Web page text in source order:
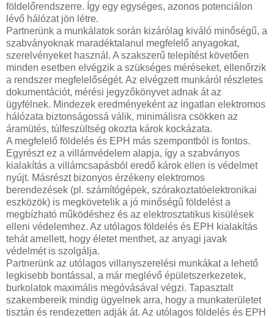
földelőrendszerre. Így egy egységes, azonos potenciálon
lévő hálózat jön létre.
Partnerünk a munkálatok során kizárólag kiváló minőségű, a
szabványoknak maradéktalanul megfelelő anyagokat,
szerelvényeket használ. A szakszerű telepítést követően
minden esetben elvégzik a szükséges méréseket, ellenőrzik
a rendszer megfelelőségét. Az elvégzett munkáról részletes
dokumentációt, mérési jegyzőkönyvet adnak át az
ügyfélnek. Mindezek eredményeként az ingatlan elektromos
hálózata biztonságossá válik, minimálisra csökken az
áramütés, túlfeszültség okozta károk kockázata.
A megfelelő földelés és EPH más szempontból is fontos.
Egyrészt ez a villámvédelem alapja, így a szabványos
kialakítás a villámcsapásból eredő károk ellen is védelmet
nyújt. Másrészt bizonyos érzékeny elektromos
berendezések (pl. számítógépek, szórakoztatóelektronikai
eszközök) is megkövetelik a jó minőségű földelést a
megbízható működéshez és az elektrosztatikus kisülések
elleni védelemhez. Az utólagos földelés és EPH kialakítás
tehát amellett, hogy életet menthet, az anyagi javak
védelmét is szolgálja.
Partnerünk az utólagos villanyszerelési munkákat a lehető
legkisebb bontással, a már meglévő épületszerkezetek,
burkolatok maximális megóvásával végzi. Tapasztalt
szakembereik mindig ügyelnek arra, hogy a munkaterületet
tisztán és rendezetten adják át. Az utólagos földelés és EPH